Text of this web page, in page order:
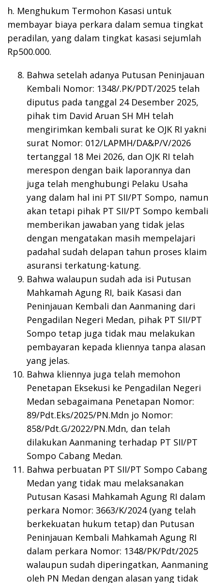
h. Menghukum Termohon Kasasi untuk
membayar biaya perkara dalam semua tingkat
peradilan, yang dalam tingkat kasasi sejumlah
Rp500.000.
Bahwa setelah adanya Putusan Peninjauan
Kembali Nomor: 1348/.PK/PDT/2025 telah
diputus pada tanggal 24 Desember 2025,
pihak tim David Aruan SH MH telah
mengirimkan kembali surat ke OJK RI yakni
surat Nomor: 012/LAPMH/DA&P/V/2026
tertanggal 18 Mei 2026, dan OJK RI telah
merespon dengan baik laporannya dan
juga telah menghubungi Pelaku Usaha
yang dalam hal ini PT SII/PT Sompo, namun
akan tetapi pihak PT SII/PT Sompo kembali
memberikan jawaban yang tidak jelas
dengan mengatakan masih mempelajari
padahal sudah delapan tahun proses klaim
asuransi terkatung-katung.
Bahwa walaupun sudah ada isi Putusan
Mahkamah Agung RI, baik Kasasi dan
Peninjauan Kembali dan Aanmaning dari
Pengadilan Negeri Medan, pihak PT SII/PT
Sompo tetap juga tidak mau melakukan
pembayaran kepada kliennya tanpa alasan
yang jelas.
Bahwa kliennya juga telah memohon
Penetapan Eksekusi ke Pengadilan Negeri
Medan sebagaimana Penetapan Nomor:
89/Pdt.Eks/2025/PN.Mdn jo Nomor:
858/Pdt.G/2022/PN.Mdn, dan telah
dilakukan Aanmaning terhadap PT SII/PT
Sompo Cabang Medan.
Bahwa perbuatan PT SII/PT Sompo Cabang
Medan yang tidak mau melaksanakan
Putusan Kasasi Mahkamah Agung RI dalam
perkara Nomor: 3663/K/2024 (yang telah
berkekuatan hukum tetap) dan Putusan
Peninjauan Kembali Mahkamah Agung RI
dalam perkara Nomor: 1348/PK/Pdt/2025
walaupun sudah diperingatkan, Aanmaning
oleh PN Medan dengan alasan yang tidak